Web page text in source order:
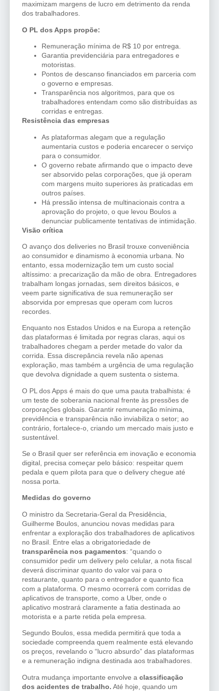
maximizam margens de lucro em detrimento da renda
dos trabalhadores.
O PL dos Apps propõe:
Remuneração mínima de R$ 10 por entrega.
Garantia previdenciária para entregadores e
motoristas.
Pontos de descanso financiados em parceria com
o governo e empresas.
Transparência nos algoritmos, para que os
trabalhadores entendam como são distribuídas as
corridas e entregas.
Resistência das empresas
As plataformas alegam que a regulação
aumentaria custos e poderia encarecer o serviço
para o consumidor.
O governo rebate afirmando que o impacto deve
ser absorvido pelas corporações, que já operam
com margens muito superiores às praticadas em
outros países.
Há pressão intensa de multinacionais contra a
aprovação do projeto, o que levou Boulos a
denunciar publicamente tentativas de intimidação.
Visão crítica
O avanço dos deliveries no Brasil trouxe conveniência
ao consumidor e dinamismo à economia urbana. No
entanto, essa modernização tem um custo social
altíssimo: a precarização da mão de obra. Entregadores
trabalham longas jornadas, sem direitos básicos, e
veem parte significativa de sua remuneração ser
absorvida por empresas que operam com lucros
recordes.
Enquanto nos Estados Unidos e na Europa a retenção
das plataformas é limitada por regras claras, aqui os
trabalhadores chegam a perder metade do valor da
corrida. Essa discrepância revela não apenas
exploração, mas também a urgência de uma regulação
que devolva dignidade a quem sustenta o sistema.
O PL dos Apps é mais do que uma pauta trabalhista: é
um teste de soberania nacional frente às pressões de
corporações globais. Garantir remuneração mínima,
previdência e transparência não inviabiliza o setor; ao
contrário, fortalece-o, criando um mercado mais justo e
sustentável.
Se o Brasil quer ser referência em inovação e economia
digital, precisa começar pelo básico: respeitar quem
pedala e quem pilota para que o delivery chegue até
nossa porta.
Medidas do governo
O ministro da Secretaria-Geral da Presidência,
Guilherme Boulos, anunciou novas medidas para
enfrentar a exploração dos trabalhadores de aplicativos
no Brasil. Entre elas a obrigatoriedade de
transparência nos pagamentos: “quando o
consumidor pedir um delivery pelo celular, a nota fiscal
deverá discriminar quanto do valor vai para o
restaurante, quanto para o entregador e quanto fica
com a plataforma. O mesmo ocorrerá com corridas de
aplicativos de transporte, como a Uber, onde o
aplicativo mostrará claramente a fatia destinada ao
motorista e a parte retida pela empresa.
Segundo Boulos, essa medida permitirá que toda a
sociedade compreenda quem realmente está elevando
os preços, revelando o “lucro absurdo” das plataformas
e a remuneração indigna destinada aos trabalhadores.
Outra mudança importante envolve a classificação
dos acidentes de trabalho. Até hoje, quando um